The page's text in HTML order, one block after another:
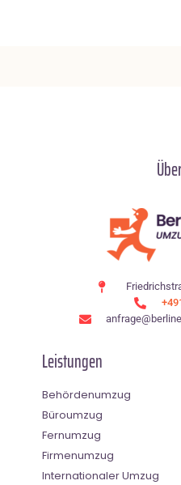
Leistungen
Behördenumzug
Büroumzug
Fernumzug
Firmenumzug
Internationaler Umzug